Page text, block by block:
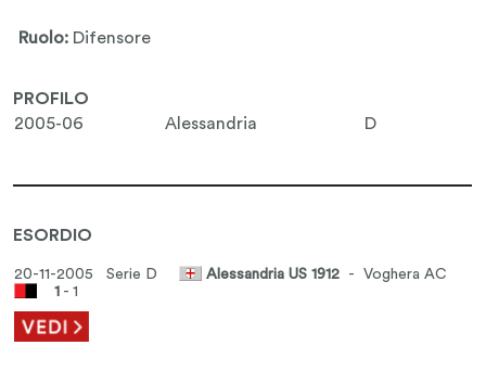
Ruolo: Difensore
PROFILO
2005-06
Alessandria D
ESORDIO
20-11-2005 Serie D Alessandria US 1912 - Voghera AC
1 - 1